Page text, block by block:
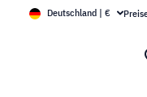
Kunst bei visunext
Deutschland | €